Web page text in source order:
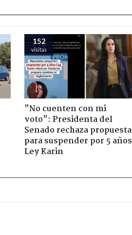
152
visitas
"No cuenten con mi
voto": Presidenta del
Senado rechaza propuesta
para suspender por 5 años
Ley Karin